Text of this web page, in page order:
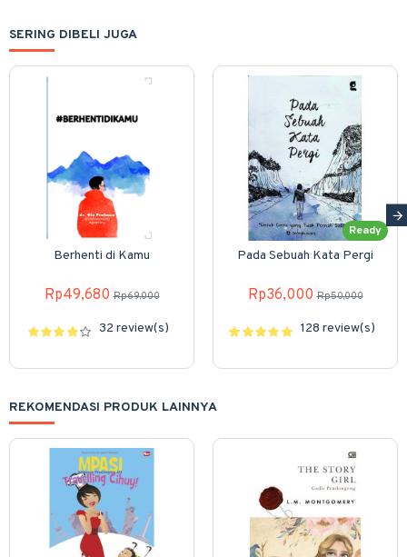
SERING DIBELI JUGA
Berhenti di Kamu
Rp49,680 Rp69,000
32 review(s)
Ready
Pada Sebuah Kata Pergi
Rp36,000 Rp50,000
128 review(s)
REKOMENDASI PRODUK LAINNYA